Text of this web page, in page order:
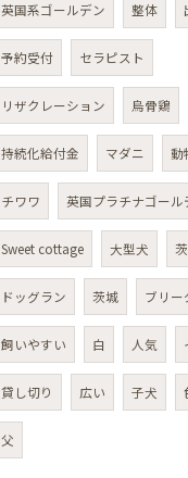
英国系ゴールデン 整体
予約受付 セラピスト
リザクレーション 烏骨鶏
持続化給付金 マダニ 動
チワワ 英国プラチナゴール
Sweet cottage 大型犬
ドッグラン 茨城 ブリー
飼いやすい 白 人気
貸し切り 広い 子犬
父